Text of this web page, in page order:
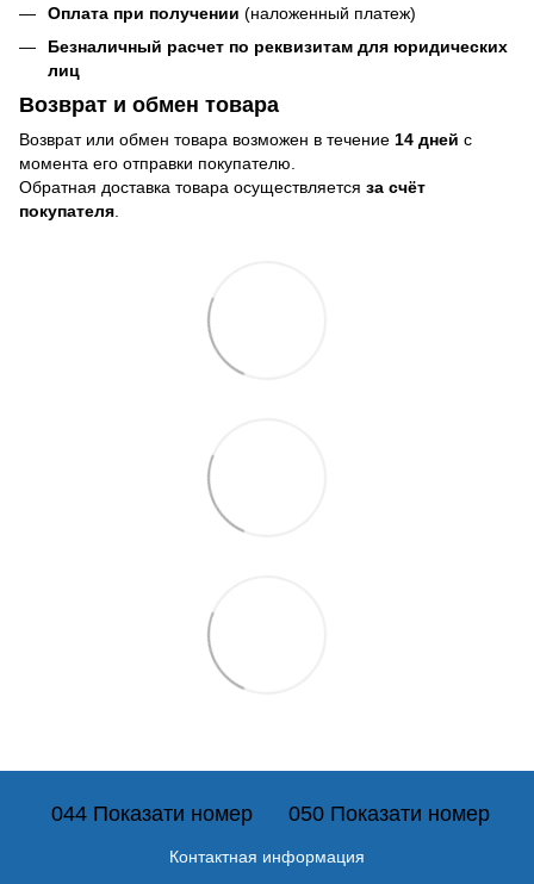
Оплата при получении (наложенный платеж)
Безналичный расчет по реквизитам для юридических
лиц
Возврат и обмен товара
Возврат или обмен товара возможен в течение 14 дней с
момента его отправки покупателю.
Обратная доставка товара осуществляется за счёт
покупателя
044 Показати номер 050 Показати номер
Контактная информация